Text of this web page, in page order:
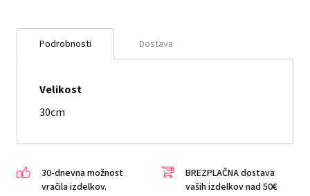
Podrobnosti Dostava
Velikost
30cm
30-dnevna možnost
vračila izdelkov.
BREZPLAČNA dostava
vaših izdelkov nad 50€